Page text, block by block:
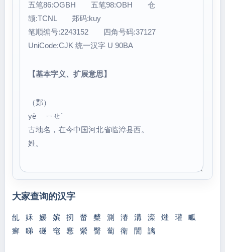
五笔86:OGBH 五笔98:OBH 仓
颉:TCNL 郑码:kuy
笔顺编号:2243152 四角号码:37127
UniCode:CJK 统一汉字 U 90BA
【基本字义、扩展意思】
（鄴）
yè ㄧㄝˋ
古地名，在今中国河北省临漳县西。
姓。
大家查询的汉字
乨 姀 嫒 嫔 扨 榃 櫫 測 湷 溝 滦 熣 瓘
畖
癣
睇 磀 窀 窸 縈 臋 蔔 衛 誾 謧